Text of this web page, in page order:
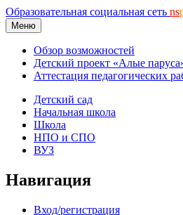
Образовательная социальная сеть ns
Меню
Обзор возможностей
Детский проект «Алые
Аттестация педагогических
Детский сад
Начальная школа
Школа
НПО и СПО
ВУЗ
Навигация
Вход/регистрация